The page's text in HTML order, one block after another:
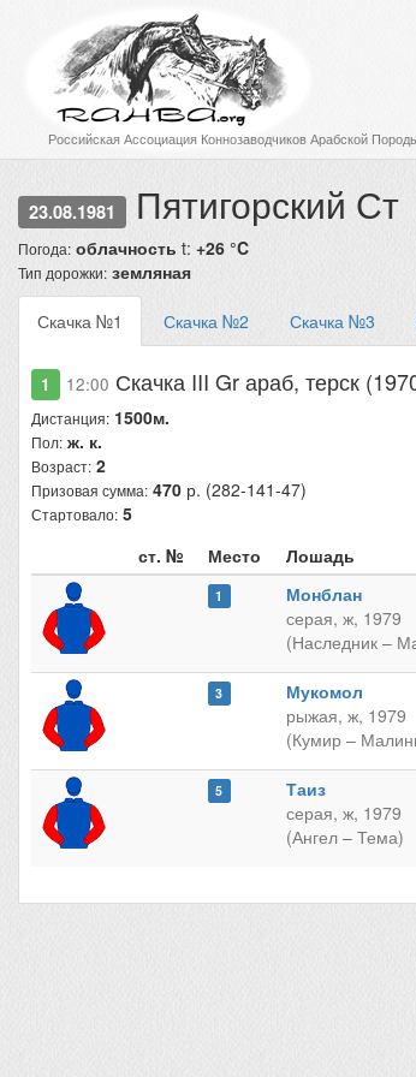
Российская Ассоциация Коннозаводчиков Арабской
23.08.1981 Пятигорский Ст
Погода: облачность t: +26 °C
Тип дорожки: земляная
Скачка №1 Скачка №2 Скачка №3
1 12:00 Скачка III Gr араб, терск
Дистанция: 1500м.
Пол: ж. к.
Возраст: 2
Призовая сумма: 470 р. (282-141-47)
Стартовало: 5
ст. №
Место Лошадь
1
Монблан
серая, ж, 1979
(Наследник –
3
Мукомол
рыжая, ж, 1979
(Кумир –
5
Таиз
серая, ж, 1979
(Ангел – Тема)